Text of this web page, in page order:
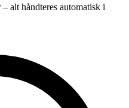
alt håndteres automatisk i